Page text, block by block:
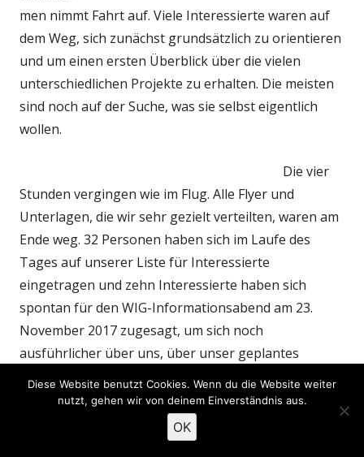
men nimmt Fahrt auf. Viele Interessierte waren auf
dem Weg, sich zunächst grundsätzlich zu orientieren
und um einen ersten Überblick über die vielen
unterschiedlichen Projekte zu erhalten. Die meisten
sind noch auf der Suche, was sie selbst eigentlich
wollen.
Die vier
Stunden vergingen wie im Flug. Alle Flyer und
Unterlagen, die wir sehr gezielt verteilten, waren am
Ende weg. 32 Personen haben sich im Laufe des
Tages auf unserer Liste für Interessierte
eingetragen und zehn Interessierte haben sich
spontan für den WIG-Informationsabend am 23.
November 2017 zugesagt, um sich noch
ausführlicher über uns, über unser geplantes
Wohnprojekt und über unsere Quartiersaufgaben
zu informieren.
Kategorien
Termine,
Diese Website benutzt Cookies. Wenn du die Website weiter
nutzt, gehen wir von deinem Einverständnis aus.
OK